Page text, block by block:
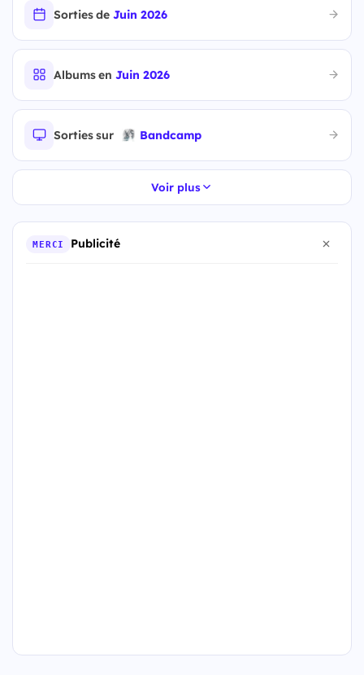
Sorties deJuin 2026
Albums enJuin 2026
Sorties sur Bandcamp
Voir plus
MERCI Publicité